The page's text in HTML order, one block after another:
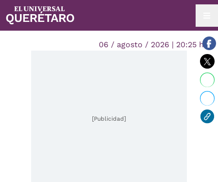
06 / agosto / 2026 | 20:25 hrs.
[Publicidad]